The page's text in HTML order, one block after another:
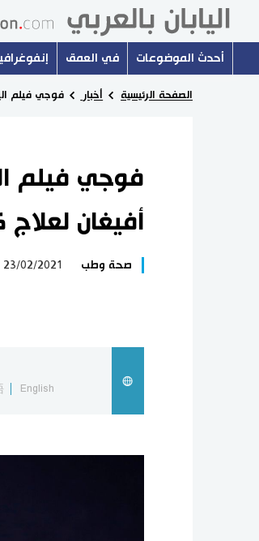
أحدث الموضوعات في العمق
الصفحة الرئيسية أخبار فوجي فيلم
فوجي فيلم
أفيغان لعلاج
صحة وطب 23/02/2021
English